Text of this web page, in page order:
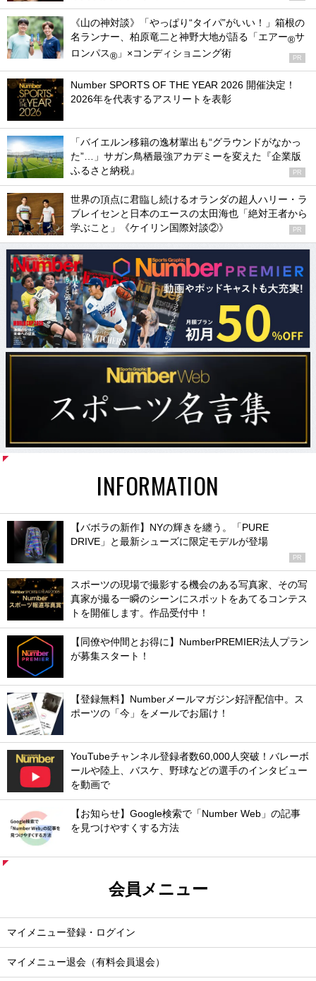
《山の神対談》「やっぱり“タイパ”がいい！」箱根の
名ランナー、柏原竜二と神野大地が語る「エアー®サ
ロンパス® 」×コンディショニング術 PR
Number SPORTS OF THE YEAR 2026 開催決定！
2026年を代表するアスリートを表彰
「バイエルン移籍の逸材輩出も“グラウンドがなかっ
た”…」サガン鳥栖最強アカデミーを変えた『企業版
ふるさと納税』
PR
世界の頂点に君臨し続けるオランダの超人ハリー・ラ
ブレイセンと日本のエースの太田海也「絶対王者から
学ぶこと」《ケイリン国際対談②》
PR
INFORMATION
【バボラの新作】NYの輝きを纏う。「PURE
DRIVE」と最新シューズに限定モデルが登場
PR
スポーツの現場で撮影する機会のある写真家、その写
真家が撮る一瞬のシーンにスポットをあてるコンテス
トを開催します。作品受付中！
【同僚や仲間とお得に】NumberPREMIER法人プラン
が募集スタート！
【登録無料】Numberメールマガジン好評配信中。ス
ポーツの「今」をメールでお届け！
YouTubeチャンネル登録者数60,000人突破！バレーボ
ールや陸上、バスケ、野球などの選手のインタビュー
を動画で
【お知らせ】Google検索で「Number Web」の記事
を見つけやすくする方法
会員メニュー
マイメニュー登録・ログイン
マイメニュー退会（有料会員退会）